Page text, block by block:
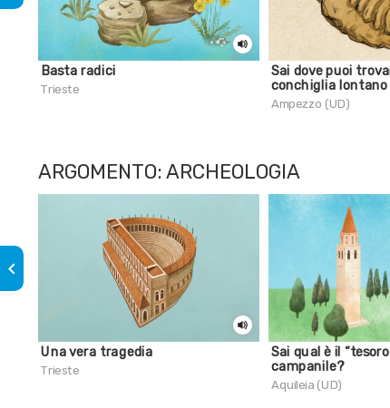
Basta radici
Trieste
Sai dove puoi
conchiglia lontano
Ampezzo (UD)
ARGOMENTO: ARCHEOLOGIA
Una vera tragedia
Trieste
Sai qual è il
campanile?
Aquileia (UD)
keyboard_arrow_left